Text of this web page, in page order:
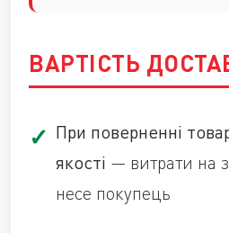
ВАРТІСТЬ
При поверненні
якості — витрати на
несе покупець